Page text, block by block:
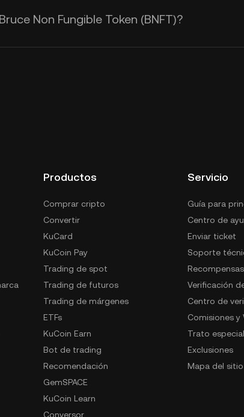
Non Fungible Token (BNFT)?
Productos
Comprar cripto
Convertir
KuCard
KuCoin Pay
Trading de spot
Trading de futuros
Trading de márgenes
ETFs
KuCoin Earn
Bot de trading
Recomendación
GemSPACE
KuCoin Learn
Conversor
Servicio
Guía para
Centro de
Enviar ticket
Soporte
Verificación
Centro de
Comisiones y
Trato especial
Exclusiones
Mapa del sitio